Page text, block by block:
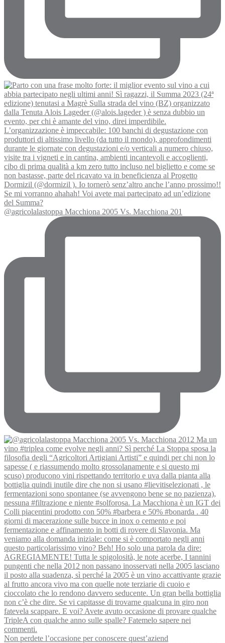
@agricolalastoppa Macchiona 2005 Vs. Macchiona 201
Non perdete l’occasione per conoscere quest’aziend